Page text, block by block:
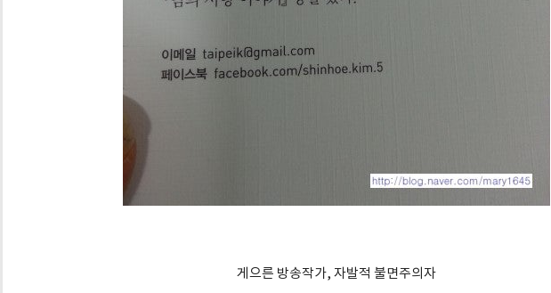
게으른 방송작가, 자발적 불면주의자